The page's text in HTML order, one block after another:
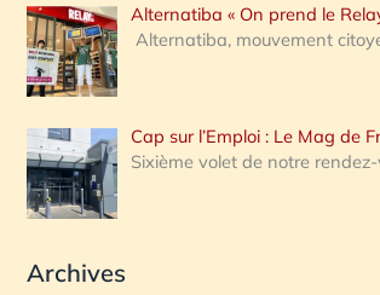
Alternatiba « On prend le
Alternatiba, mouvement
Cap sur l’Emploi : Le Mag de
Sixième volet de notre
Archives